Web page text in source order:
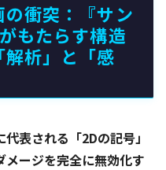
衝突：『サン
もたらす構造
析」と「感
表される「2Dの記号」
ージを完全に無効化す